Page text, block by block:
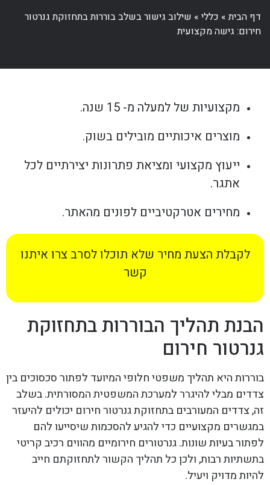
דף הבית» כללי» שילוב גישור בשלב בוררות בתחזוקת גנרטור
חירום: גישה מקצועית
מקצועיות של למעלה מ- 15 שנה.
מוצרים איכותיים מובילים בשוק.
ייעוץ מקצועי ומציאת פתרונות יצירתיים לכל
אתגר.
מחירים אטרקטיביים לפונים מהאתר.
לקבלת הצעת מחיר שלא תוכלו לסרב צרו איתנו
קשר
הבנת תהליך הבוררות בתחזוקת
גנרטור חירום
בוררות היא תהליך משפטי חלופי המיועד לפתור סכסוכים בין
צדדים מבלי להיגרר למערכת המשפטית המסורתית. בשלב
זה, צדדים המעורבים בתחזוקת גנרטור חירום יכולים להיעזר
במגשרים מקצועיים כדי להגיע להסכמות שיסייעו להם
לפתור בעיות שונות. גנרטורים חירומיים מהווים רכיב קריטי
בתשתיות רבות, ולכן כל תהליך הקשור לתחזוקתם חייב
להיות מדויק ויעיל.